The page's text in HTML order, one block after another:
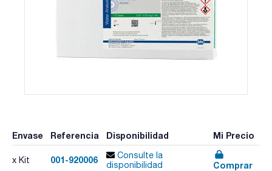
Envase Referencia Disponibilidad Mi Precio
x Kit 001-920006
Consulte la
disponibilidad
Comprar